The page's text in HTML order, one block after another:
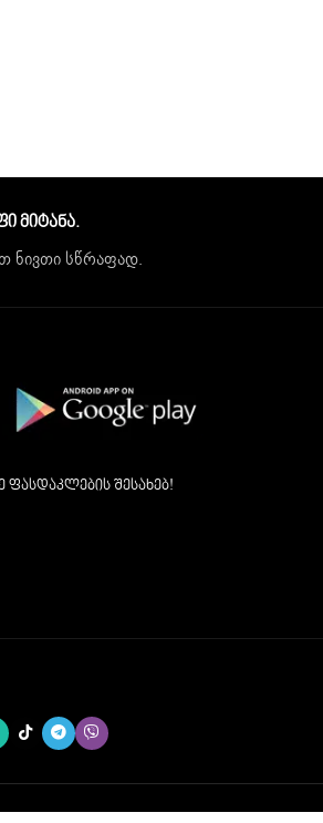
Მიტანა.
ნივთი სწრაფად.
ფასდაკლების შესახებ!